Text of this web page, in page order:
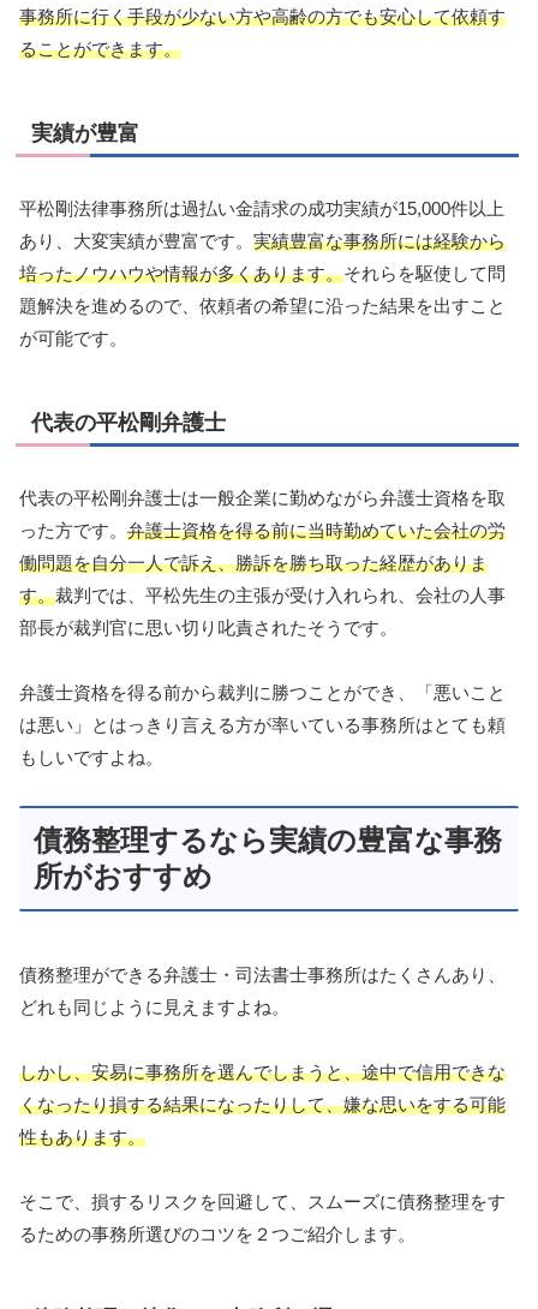
事務所に行く手段が少ない方や高齢の方でも安心して依頼す
ることができます。
実績が豊富
平松剛法律事務所は過払い金請求の成功実績が15,000件以上
あり、大変実績が豊富です。 実績豊富な事務所には経験から
培ったノウハウや情報が多くあります。それらを駆使して問
題解決を進めるので、依頼者の希望に沿った結果を出すこと
が可能です。
代表の平松剛弁護士
代表の平松剛弁護士は一般企業に勤めながら弁護士資格を取
った方です。 弁護士資格を得る前に当時勤めていた会社の労
働問題を自分一人で訴え、勝訴を勝ち取った経歴がありま
す。裁判では、平松先生の主張が受け入れられ、会社の人事
部長が裁判官に思い切り叱責されたそうです。
弁護士資格を得る前から裁判に勝つことができ、「悪いこと
は悪い」とはっきり言える方が率いている事務所はとても頼
もしいですよね。
債務整理するなら実績の豊富な事務
所がおすすめ
債務整理ができる弁護士・司法書士事務所はたくさんあり、
どれも同じように見えますよね。
しかし、安易に事務所を選んでしまうと、途中で信用できな
くなったり損する結果になったりして、嫌な思いをする可能
性もあります。
そこで、損するリスクを回避して、スムーズに債務整理をす
るための事務所選びのコツを２つご紹介します。